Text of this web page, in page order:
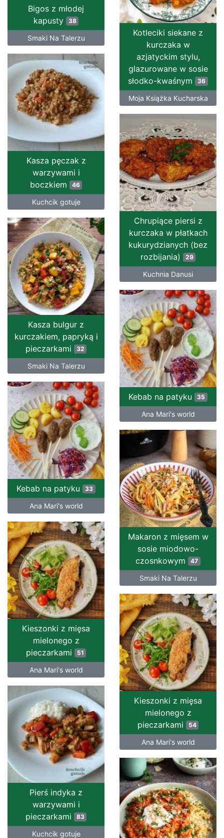
Bigos z młodej
kapusty
38
Smaki Na Talerzu
Kotleciki siekane z
kurczaka w
azjatyckim stylu,
glazurowane w sosie
słodko-kwaśnym 36
Moja Książka Kucharska
Kasza pęczak z
warzywami i
boczkiem
46
Kuchcik gotuje
Chrupiące piersi z
kurczaka w płatkach
kukurydzianych (bez
rozbijania)
29
Kuchnia Danusi
Kasza bulgur z
kurczakiem, papryką i
pieczarkami
32
Smaki Na Talerzu
Kebab na patyku 35
Ana Mari's world
Kebab na patyku 33
Ana Mari's world
Makaron z mięsem w
sosie miodowo-
czosnkowym 47
Smaki Na Talerzu
Kieszonki z mięsa
mielonego z
pieczarkami
51
Ana Mari's world
Kieszonki z mięsa
mielonego z
pieczarkami
54
Ana Mari's world
Pierś indyka z
warzywami i
pieczarkami
83
Kuchcik gotuje